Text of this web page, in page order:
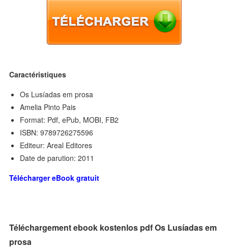
Caractéristiques
Os Lusíadas em prosa
Amelia Pinto Pais
Format: Pdf, ePub, MOBI, FB2
ISBN: 9789726275596
Editeur: Areal Editores
Date de parution: 2011
Télécharger eBook gratuit
Téléchargement ebook kostenlos pdf Os Lusíadas em
prosa